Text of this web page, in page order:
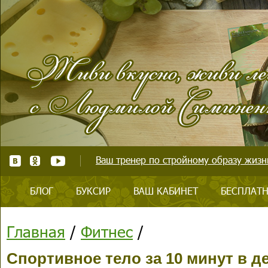
Ваш тренер по стройному образу
БЛОГ БУКСИР ВАШ КАБИНЕТ
Главная / Фитнес /
Спортивное тело за 10 минут в